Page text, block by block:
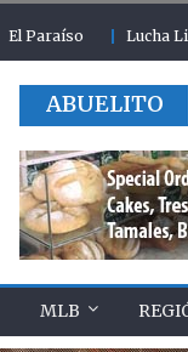
El Paraíso Lucha
ABUELITO
MLB